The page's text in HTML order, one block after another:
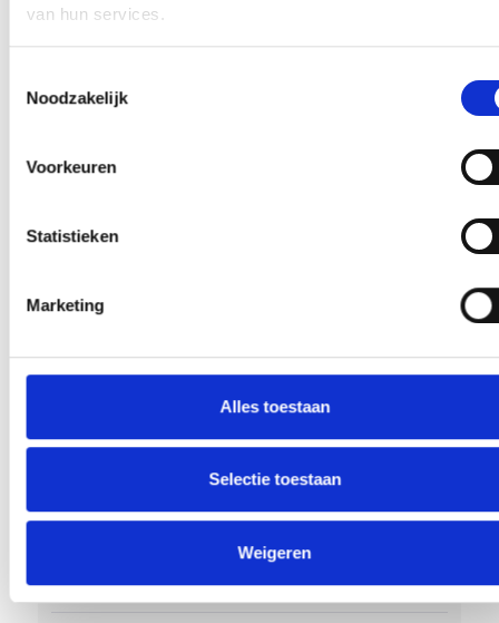
van hun services.
Noodzakelijk
Voorkeuren
Statistieken
Marketing
Alles toestaan
Selectie toestaan
Weigeren
Gelijkspel in eerste oefenwedstrijd tweede blok
Clubnieuws
Pupillen